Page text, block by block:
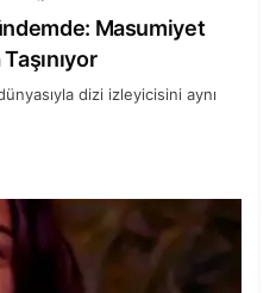
Masumiyet
dizi izleyicisini aynı